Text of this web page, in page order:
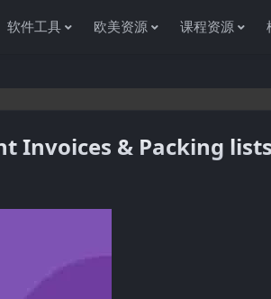
软件工具 欧美资源 课程资源
Invoices & Packing
感谢您访问资源杂货铺获取各种信息资源!